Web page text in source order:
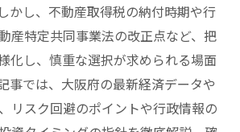
かし、不動産取得税の納付時期や行
産特定共同事業法の改正点など、把
化し、慎重な選択が求められる場面
事では、大阪府の最新経済データや
リスク回避のポイントや行政情報の